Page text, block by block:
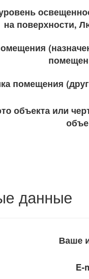
на поверхности,
помещения
объекта или
данные
Ваше
E-